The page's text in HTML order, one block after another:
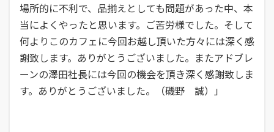
場所的に不利で、品揃えとしても問題があった中、本
当によくやったと思います。ご苦労様でした。そして
何よりこのカフェに今回お越し頂いた方々には深く感
謝致します。ありがとうございました。またアドブレ
ーンの澤田社長には今回の機会を頂き深く感謝致しま
す。ありがとうございました。（磯野 誠）」